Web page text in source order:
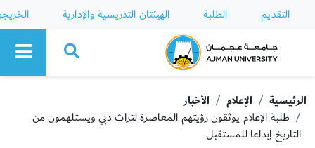
التقديم الطلبة الهيئتان التدريسية والإدارية
Ajman University
الرئيسية الإعلام
الأخبار
طلبة الإعلام يوثقون رؤيتهم المعاصرة لتراث دبي ويستلهمون من
التاريخ إبداعا للمستقبل